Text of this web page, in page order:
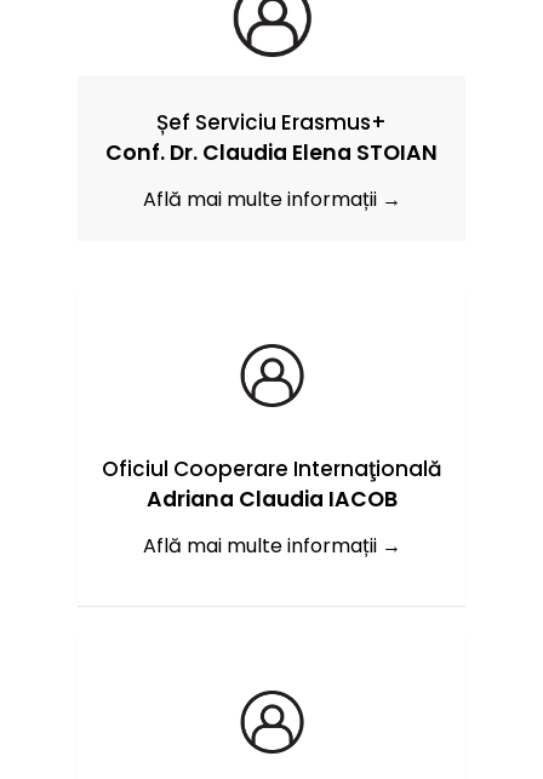
Șef Serviciu Erasmus+
Conf. Dr. Claudia Elena STOIAN
Află mai multe informații →
Oficiul Cooperare Internaţională
Adriana Claudia IACOB
Află mai multe informații →